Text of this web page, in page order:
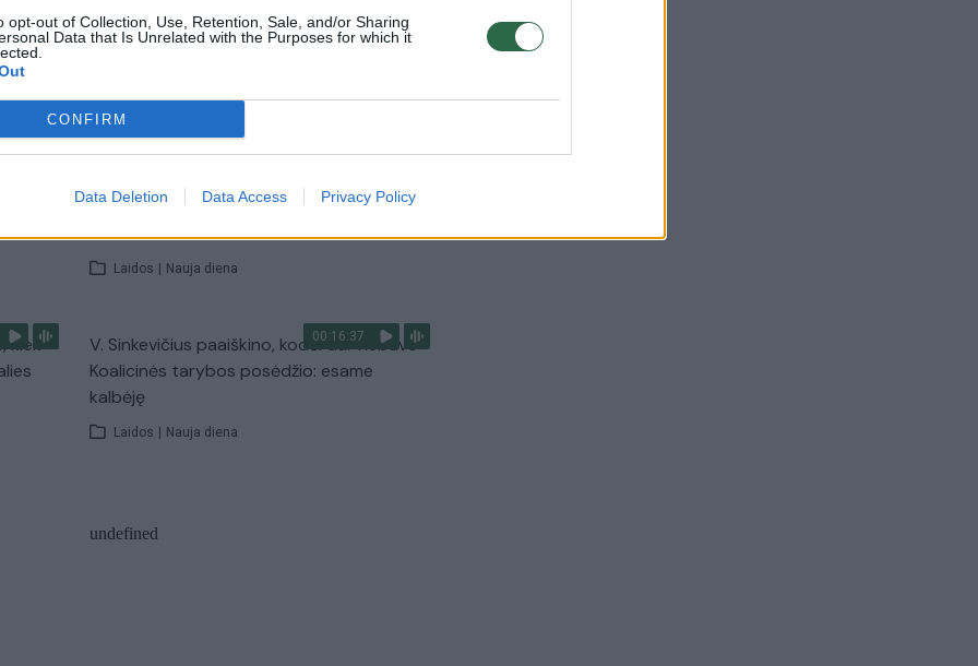
opt-out of Collection, Use, Retention, Sale, and/or Sharing
Data that Is Unrelated with the Purposes for which it
CONFIRM
Data Deletion Data Access Privacy Policy
Visi įrašai
vertinantis šaulys: nustokime apgaudinėti
save
Laidos | Nauja diena
kiek
00:16:37
V. Sinkevičius paaiškino, kodėl dar nebuvo
Koalicinės tarybos posėdžio: esame
kalbėję
Laidos | Nauja diena